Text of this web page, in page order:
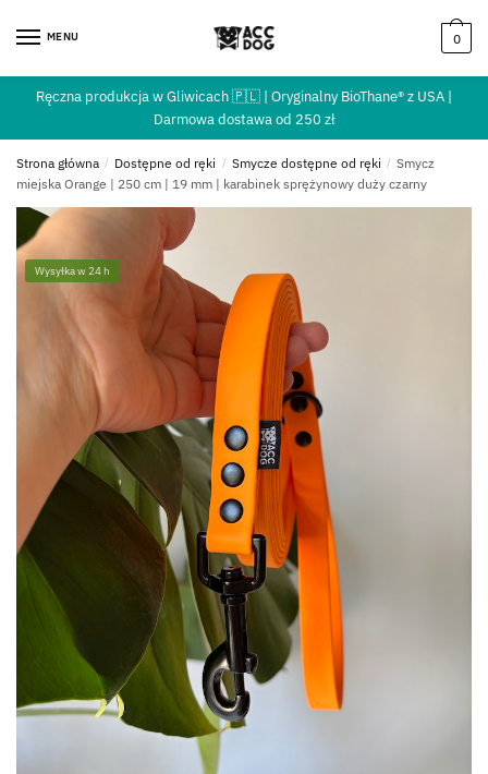
MENU 0
Ręczna produkcja w Gliwicach 🇵🇱 | Oryginalny BioThane® z USA |
Darmowa dostawa od 250 zł
Strona główna / Dostępne od ręki / Smycze dostępne od ręki / Smycz
miejska Orange | 250 cm | 19 mm | karabinek sprężynowy duży czarny
Wysyłka w 24 h